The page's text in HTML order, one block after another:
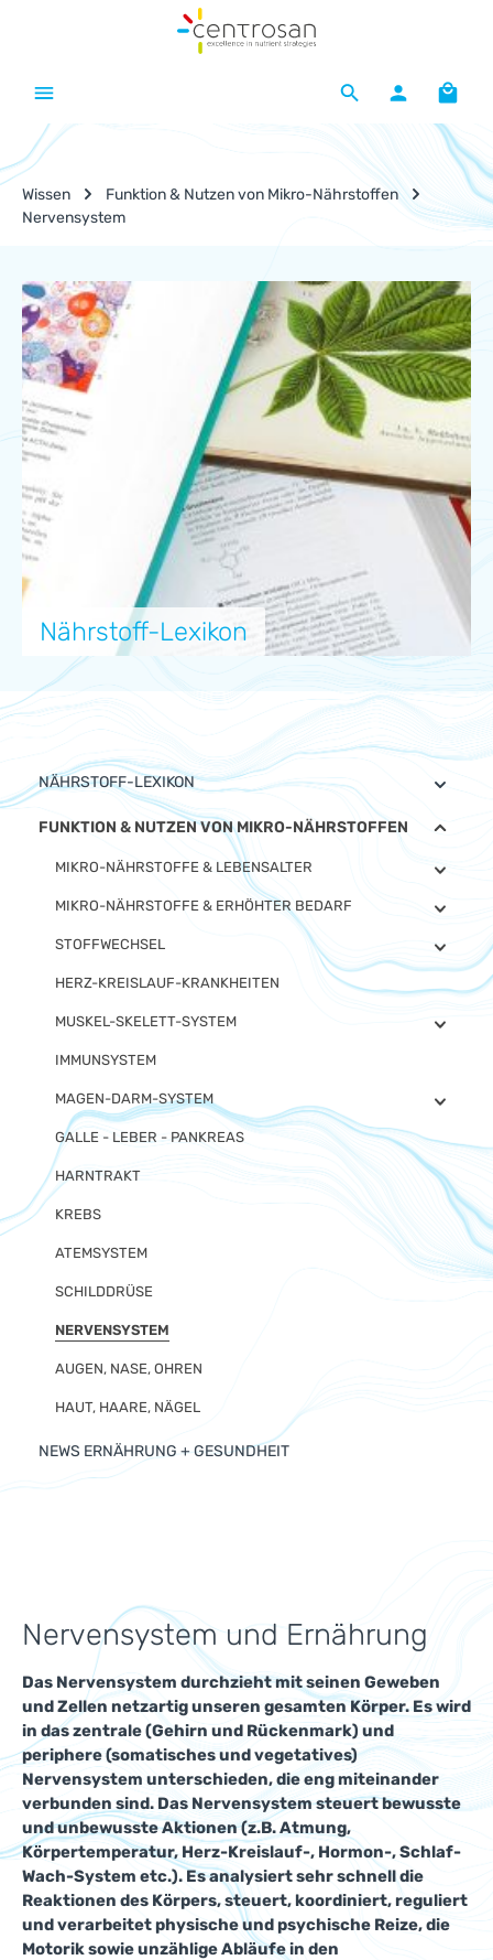
Zum Hauptinhalt springen
Wissen
Funktion & Nutzen von Mikro-Nährstoffen
Nervensystem
Nährstoff-Lexikon
Nährstoff-Lexikon
NÄHRSTOFF-LEXIKON
FUNKTION & NUTZEN VON MIKRO-NÄHRSTOFFEN
MIKRO-NÄHRSTOFFE & LEBENSALTER
MIKRO-NÄHRSTOFFE & ERHÖHTER BEDARF
STOFFWECHSEL
HERZ-KREISLAUF-KRANKHEITEN
MUSKEL-SKELETT-SYSTEM
IMMUNSYSTEM
MAGEN-DARM-SYSTEM
GALLE - LEBER - PANKREAS
HARNTRAKT
KREBS
ATEMSYSTEM
SCHILDDRÜSE
NERVENSYSTEM
AUGEN, NASE, OHREN
HAUT, HAARE, NÄGEL
NEWS ERNÄHRUNG + GESUNDHEIT
Nervensystem und Ernährung
Das Nervensystem durchzieht mit seinen Geweben
und Zellen netzartig unseren gesamten Körper. Es wird
in das zentrale (Gehirn und Rückenmark) und
periphere (somatisches und vegetatives)
Nervensystem unterschieden, die eng miteinander
verbunden sind. Das Nervensystem steuert bewusste
und unbewusste Aktionen (z.B. Atmung,
Körpertemperatur, Herz-Kreislauf-, Hormon-, Schlaf-
Wach-System etc.). Es analysiert sehr schnell die
Reaktionen des Körpers, steuert, koordiniert, reguliert
und verarbeitet physische und psychische Reize, die
Motorik sowie unzählige Abläufe in den